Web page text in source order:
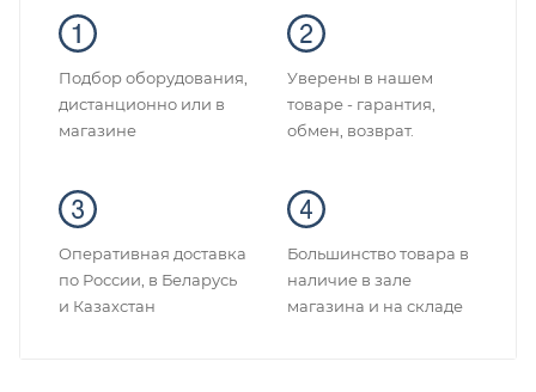
Подбор оборудования,
дистанционно или в
магазине
Уверены в нашем
товаре - гарантия,
обмен, возврат.
Оперативная доставка
по России, в Беларусь
и Казахстан
Большинство товара в
наличие в зале
магазина и на складе